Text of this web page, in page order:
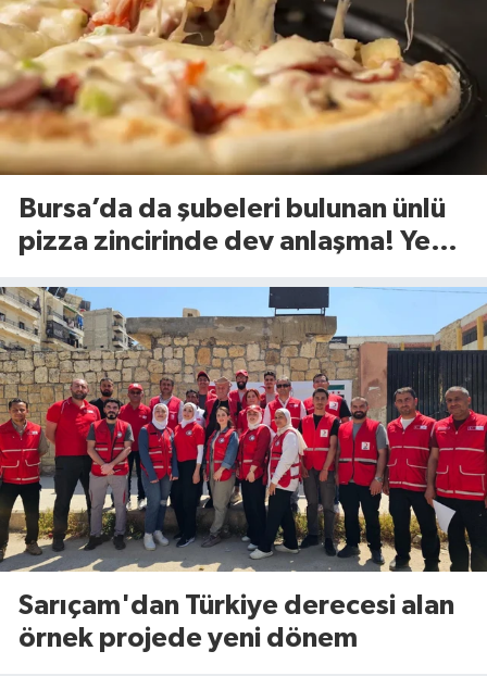
Bursa’da da şubeleri bulunan ünlü
pizza zincirinde dev anlaşma! Yeni
Sarıçam'dan Türkiye derecesi alan
örnek projede yeni dönem